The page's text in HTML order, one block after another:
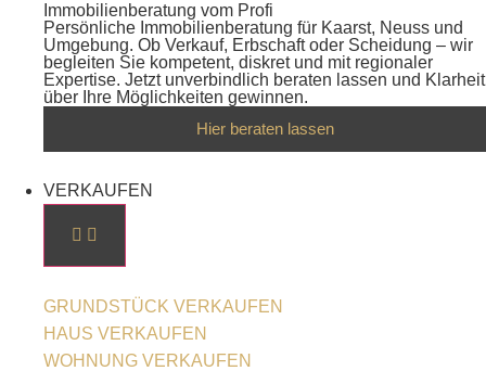
Immobilienberatung vom Profi
Persönliche Immobilienberatung für Kaarst, Neuss und
Umgebung. Ob Verkauf, Erbschaft oder Scheidung – wir
begleiten Sie kompetent, diskret und mit regionaler
Expertise. Jetzt unverbindlich beraten lassen und Klarheit
über Ihre Möglichkeiten gewinnen.
Hier beraten lassen
VERKAUFEN
GRUNDSTÜCK VERKAUFEN
HAUS VERKAUFEN
WOHNUNG VERKAUFEN